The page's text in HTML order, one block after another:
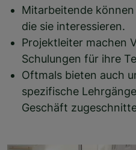
Mitarbeitende
die sie interessieren.
Projektleiter machen
Schulungen für ihre
Oftmals bieten auch
spezifische
Geschäft